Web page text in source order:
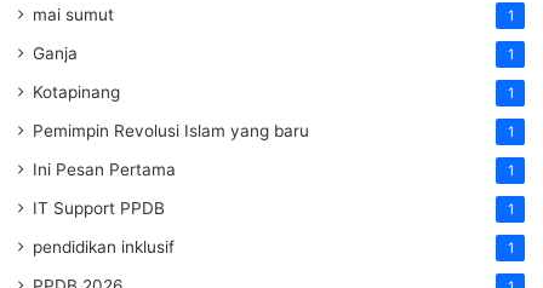
mai sumut 1
Ganja 1
Kotapinang 1
Pemimpin Revolusi Islam yang baru 1
Ini Pesan Pertama 1
IT Support PPDB 1
pendidikan inklusif 1